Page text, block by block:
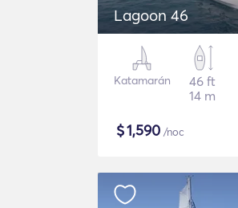
Lagoon 46
Katamarán
46 ft
14 m
$1,590 /noc